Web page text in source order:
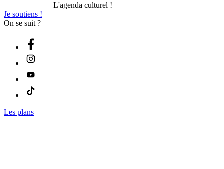
L'agenda culturel !
Je soutiens !
On se suit ?
Les plans